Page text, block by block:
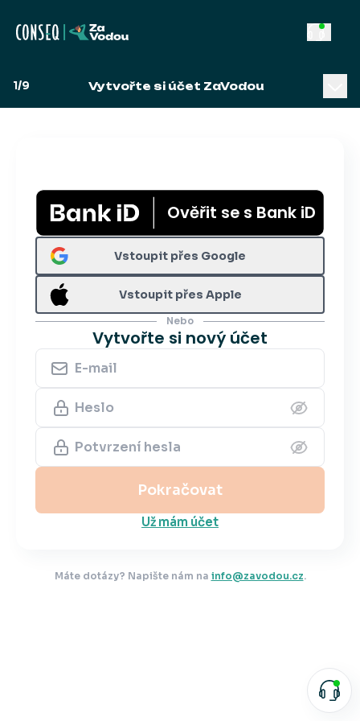
1/9 Vytvořte si účet ZaVodou
Ověřit se s Bank iD
Vstoupit přes Google
Vstoupit přes Apple
Nebo
Vytvořte si nový účet
Pokračovat
Už mám účet
Máte dotázy? Napište nám na info@zavodou.cz.